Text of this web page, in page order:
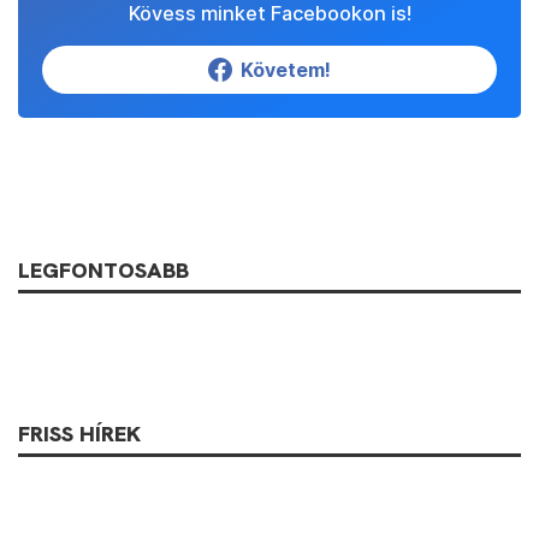
Kövess minket Facebookon is!
Követem!
LEGFONTOSABB
FRISS HÍREK